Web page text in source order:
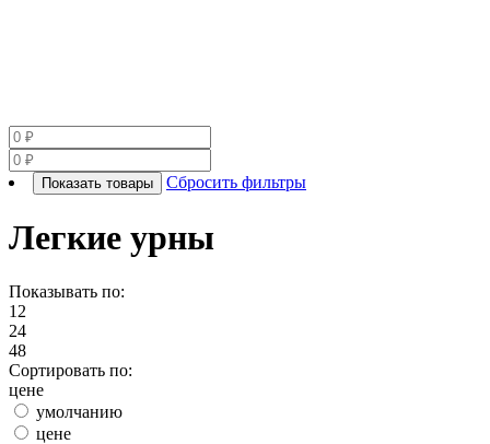
Показать товары Сбросить фильтры
Легкие урны
Показывать по:
12
24
48
Сортировать по:
цене
умолчанию
цене